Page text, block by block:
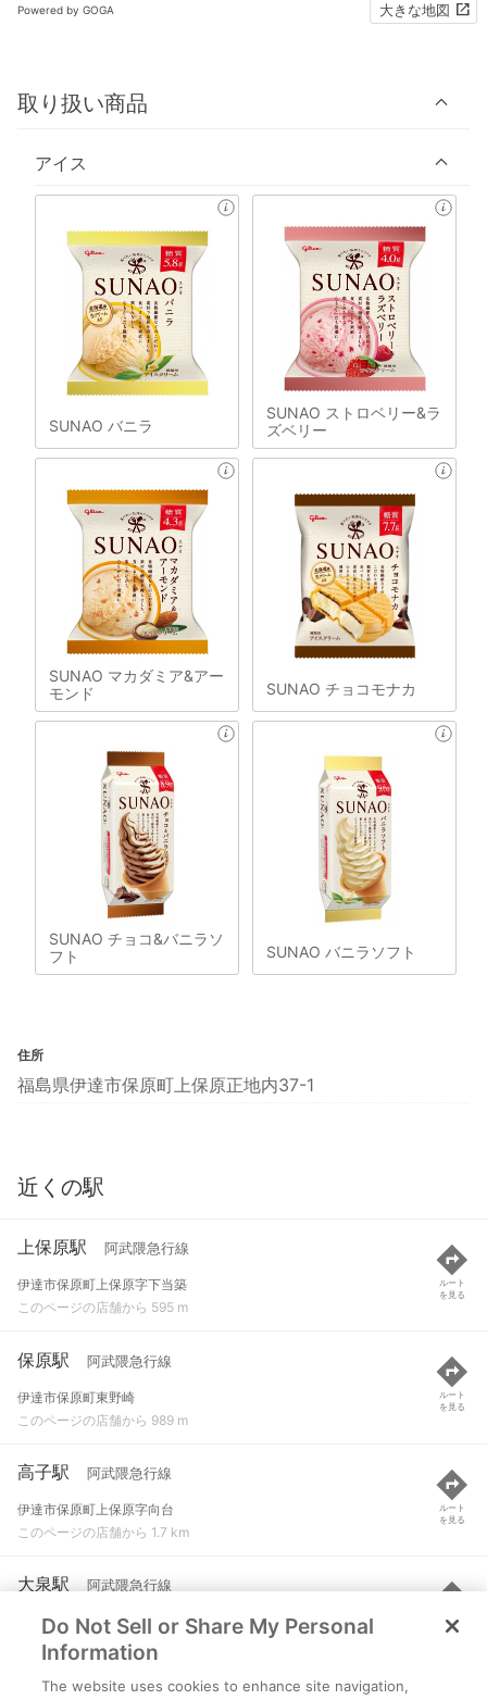
Powered by GOGA 大きな地図
取り扱い商品
アイス
SUNAO バニラ
SUNAO ストロベリー&ラ
ズベリー
SUNAO マカダミア&アー
モンド
SUNAO チョコモナカ
SUNAO チョコ&バニラソ
フト
SUNAO バニラソフト
住所
福島県伊達市保原町上保原正地内37-1
近くの駅
上保原駅 阿武隈急行線
伊達市保原町上保原字下当築
このページの店舗から 595 m
ルート
を見る
保原駅 阿武隈急行線
伊達市保原町東野崎
このページの店舗から 989 m
ルート
を見る
高子駅 阿武隈急行線
伊達市保原町上保原字向台
このページの店舗から 1.7 km
ルート
を見る
大泉駅 阿武隈急行線
伊達市保原町大泉字大地内
このページの店舗から 2 km
ルート
を見る
Do Not Sell or Share My Personal
Information
The website uses cookies to enhance site navigation,